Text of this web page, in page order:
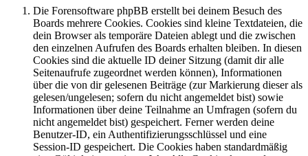
Die Forensoftware phpBB erstellt bei deinem Besuch des
Boards mehrere Cookies. Cookies sind kleine Textdateien, die
dein Browser als temporäre Dateien ablegt und die zwischen
den einzelnen Aufrufen des Boards erhalten bleiben. In diesen
Cookies sind die aktuelle ID deiner Sitzung (damit dir alle
Seitenaufrufe zugeordnet werden können), Informationen
über die von dir gelesenen Beiträge (zur Markierung dieser als
gelesen/ungelesen; sofern du nicht angemeldet bist) sowie
Informationen über deine Teilnahme an Umfragen (sofern du
nicht angemeldet bist) gespeichert. Ferner werden deine
Benutzer-ID, ein Authentifizierungsschlüssel und eine
Session-ID gespeichert. Die Cookies haben standardmäßig